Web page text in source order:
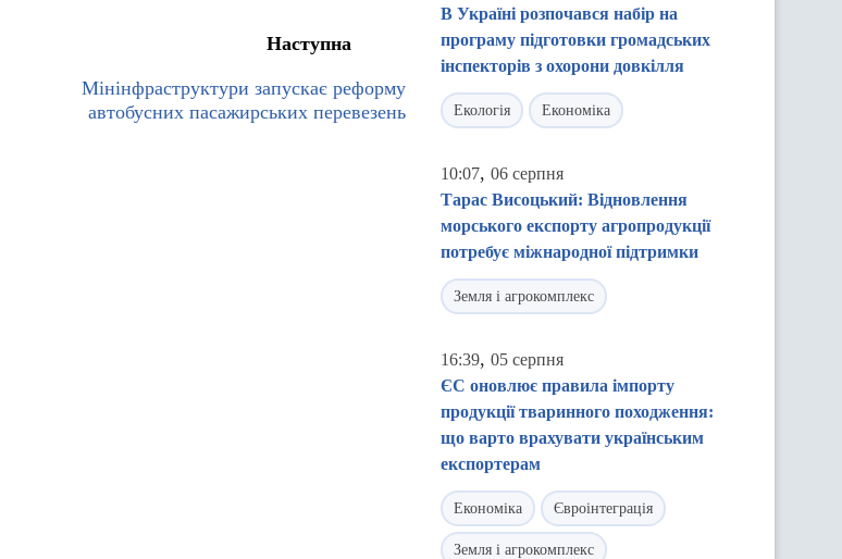
Наступна
Мінінфраструктури запускає реформу
автобусних пасажирських перевезень
В Україні розпочався набір на
програму підготовки громадських
інспекторів з охорони довкілля
Екологія Економіка
10:07, 06 серпня
Тарас Висоцький: Відновлення
морського експорту агропродукції
потребує міжнародної підтримки
Земля і агрокомплекс
16:39, 05 серпня
ЄС оновлює правила імпорту
продукції тваринного походження:
що варто врахувати українським
експортерам
Економіка Євроінтеграція
Земля і агрокомплекс